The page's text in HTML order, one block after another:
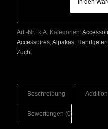
In den
Art.-Nr.: k.A. Kategorien:
Accessoires, Alpakas,
Zucht
Beschreibung
Bewertungen (0)